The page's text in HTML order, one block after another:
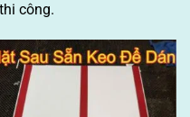
công.